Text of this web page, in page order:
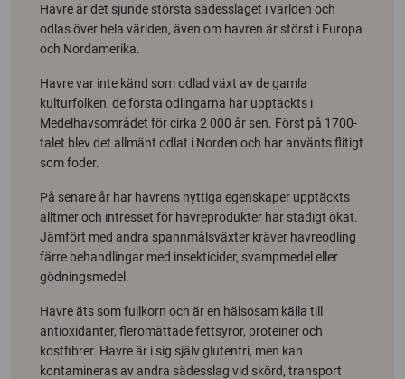
Havre är det sjunde största sädesslaget i världen och
odlas över hela världen, även om havren är störst i Europa
och Nordamerika.
Havre var inte känd som odlad växt av de gamla
kulturfolken, de första odlingarna har upptäckts i
Medelhavsområdet för cirka 2 000 år sen. Först på 1700-
talet blev det allmänt odlat i Norden och har använts flitigt
som foder.
På senare år har havrens nyttiga egenskaper upptäckts
alltmer och intresset för havreprodukter har stadigt ökat.
Jämfört med andra spannmålsväxter kräver havreodling
färre behandlingar med insekticider, svampmedel eller
gödningsmedel.
Havre äts som fullkorn och är en hälsosam källa till
antioxidanter, fleromättade fettsyror, proteiner och
kostfibrer. Havre är i sig själv glutenfri, men kan
kontamineras av andra sädesslag vid skörd, transport